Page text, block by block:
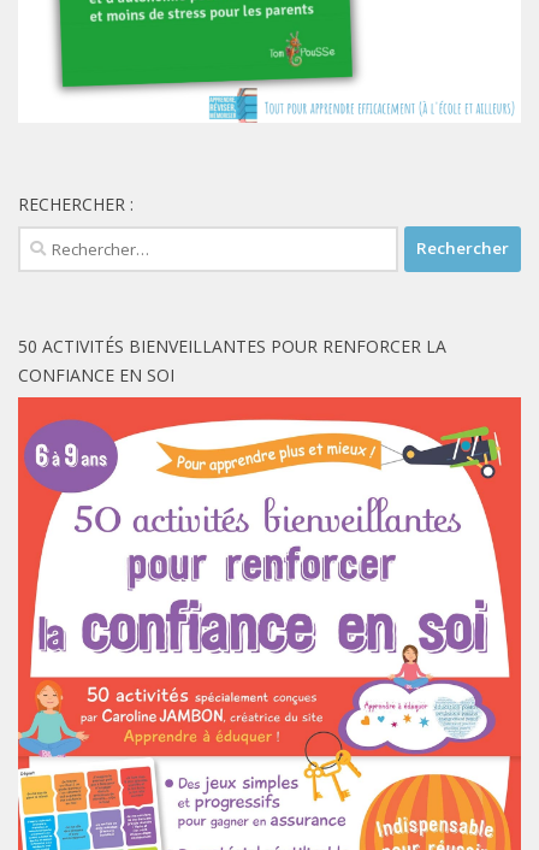
RECHERCHER :
Rechercher :
50 ACTIVITÉS BIENVEILLANTES POUR RENFORCER LA
CONFIANCE EN SOI